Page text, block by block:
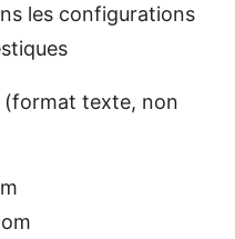
les configurations
(format texte, non